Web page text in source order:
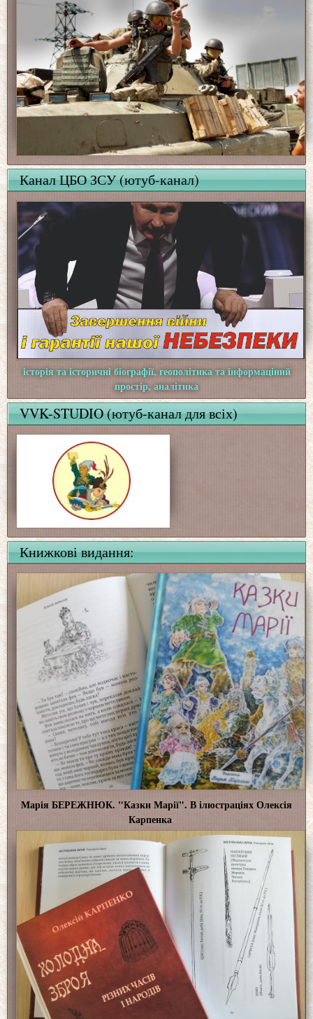
Канал ЦБО ЗСУ (ютуб-канал)
історія та історичні біографії, геополітика та інформаціний
простір, аналітика
VVK-STUDIO (ютуб-канал для всіх)
Книжкові видання:
Марія БЕРЕЖНЮК. "Казки Марії". В ілюстраціях Олексія
Карпенка